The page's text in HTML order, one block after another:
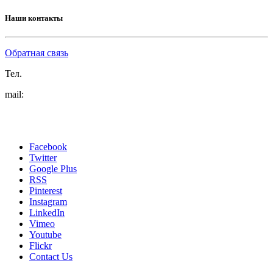
Наши контакты
Обратная связь
Тел.
mail:
Facebook
Twitter
Google Plus
RSS
Pinterest
Instagram
LinkedIn
Vimeo
Youtube
Flickr
Contact Us